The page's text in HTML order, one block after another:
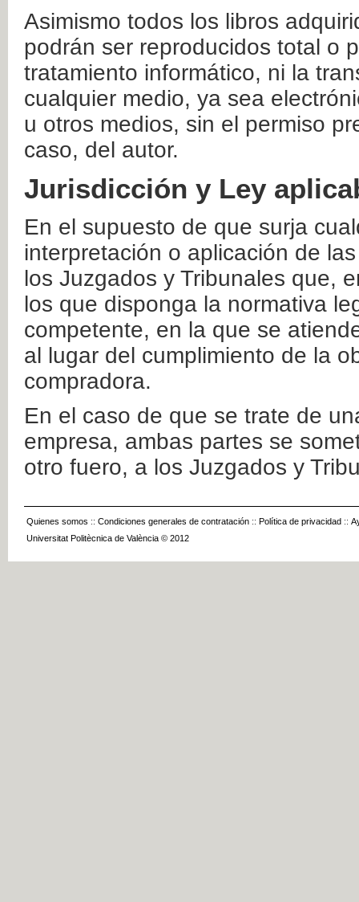
Asimismo todos los libros
podrán ser reproducidos total o
tratamiento informático, ni la
cualquier medio, ya sea
u otros medios, sin el permiso
caso, del autor.
Jurisdicción y Ley
En el supuesto de que surja
interpretación o aplicación de
los Juzgados y Tribunales que,
los que disponga la normativa
competente, en la que se
al lugar del cumplimiento de la
compradora.
En el caso de que se trate de
empresa, ambas partes se
otro fuero, a los Juzgados y
Quienes somos :: Condiciones generales de contratación :: Política de privacidad ::
Universitat Politècnica de València © 2012